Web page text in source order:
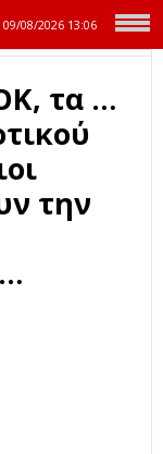
08/2026 13:06
τα …
την